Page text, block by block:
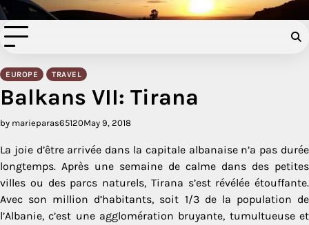
Skip
to
content
Filer à l'anglaise
EUROPE TRAVEL
Balkans VII: Tirana
by marieparas65120May 9, 2018
La joie d’être arrivée dans la capitale albanaise n’a pas durée
longtemps. Après une semaine de calme dans des petites
villes ou des parcs naturels, Tirana s’est révélée étouffante.
Avec son million d’habitants, soit 1/3 de la population de
l’Albanie, c’est une agglomération bruyante, tumultueuse et